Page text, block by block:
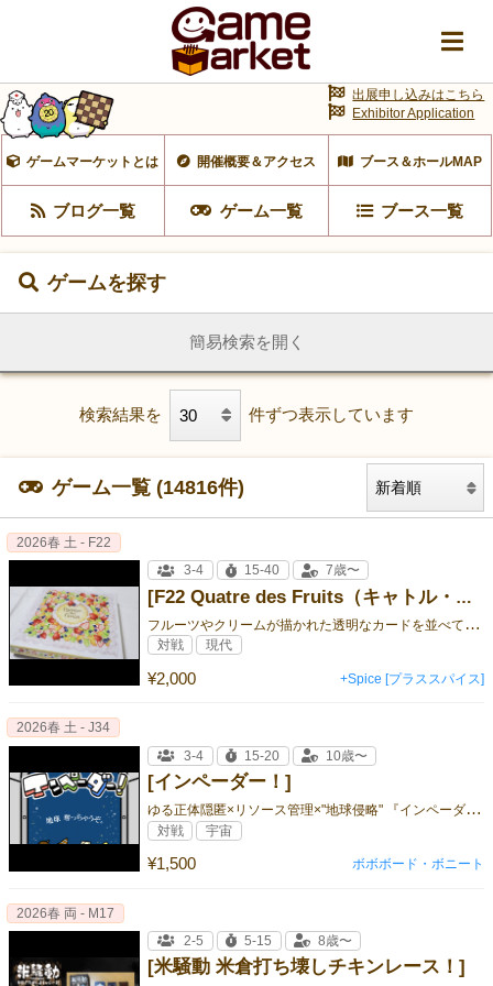
ゲームマーケットとは 開催概要＆アクセス ブース＆ホールMAP
ブログ一覧 ゲーム一覧 ブース一覧
出展申し込みはこちら
Exhibitor Application
ゲームを探す
簡易検索を開く
検索結果を 件ずつ表示しています
ゲーム一覧 (14816件)
[F22 Quatre des Fruits（キャトル・デ・フルーツ）【2026春】]
フ
ルーツやクリームが描かれた透明なカードを並べて！重ねて！自分のフルーツを繋げてポイントを稼ぐ、色鮮やかでかわいい陣取りゲーム！
¥2,000
2026春 土 - F22
3-4
15-40 7歳〜
対戦 現代
+Spice [プラススパイス]
[インペーダー！]
ゆ
る正体隠匿×リソース管理×"地球侵略" 『インペーダー！』
¥1,500
2026春 土 - J34
3-4
15-20 10歳〜
対戦 宇宙
ボボボード・ボニート
[米騒動 米倉打ち壊しチキンレース！]
2026春 両 - M17
2-5
5-15 8歳〜